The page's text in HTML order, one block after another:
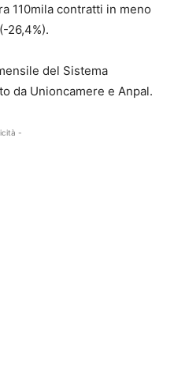
110mila contratti in meno
26,4%).
del Sistema
da Unioncamere e Anpal.
-